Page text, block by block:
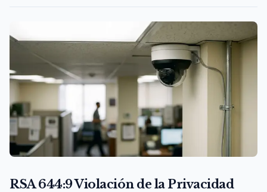
RSA 644:9 Violación de la Privacidad